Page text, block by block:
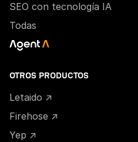
SEO con tecnología IA
Todas
OTROS PRODUCTOS
Letaido ↗
Firehose ↗
Yep ↗